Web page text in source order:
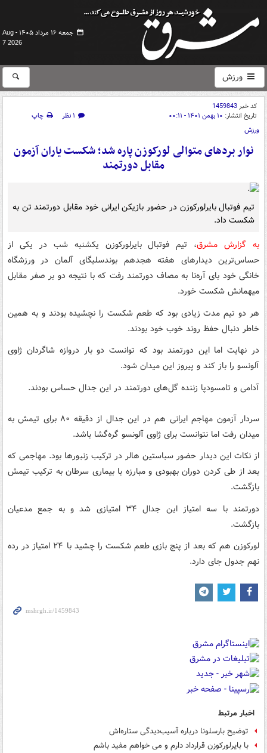
جمعه ۱۶ مرداد ۱۴۰۵ -
Aug
7 2026
ورزش
کد خبر1459843
تاریخ انتشار: ۱۰ بهمن ۱۴۰۱ - ۰۰:۱۱ ۱ نظر
چاپ
ورزش
نوار بردهای متوالی لورکوزن پاره شد؛ شکست یاران آزمون
مقابل دورتمند
تیم فوتبال بایرلورکوزن در حضور بازیکن ایرانی خود مقابل دورتمند تن به
شکست داد.
به گزارش مشرق، تیم فوتبال بایرلورکوزن یکشنبه شب در یکی از
حساس‌ترین دیدارهای هفته هجدهم بوندسلیگای آلمان در ورزشگاه
خانگی خود بای آره‌نا به مصاف دورتمند رفت که با نتیجه دو بر صفر مقابل
میهمانش شکست خورد.
هر دو تیم مدت زیادی بود که طعم شکست را نچشیده بودند و به همین
خاطر دنبال حفظ روند خوب خود بودند.
در نهایت اما این دورتمند بود که توانست دو بار دروازه شاگردان ژاوی
آلونسو را باز کند و پیروز این میدان شود.
آدامی و تامسودپا زننده گل‌های دورتمند در این جدال حساس بودند.
سردار آزمون مهاجم ایرانی هم در این جدال از دقیقه ۸۰ برای تیمش به
میدان رفت اما نتوانست برای ژاوی آلونسو گره‌گشا باشد.
از نکات این دیدار حضور سباستین هالر در ترکیب زنبورها بود. مهاجمی که
بعد از طی کردن دوران بهبودی و مبارزه با بیماری سرطان به ترکیب تیمش
بازگشت.
دورتمند با سه امتیاز این جدال ۳۴ امتیازی شد و به جمع مدعیان
بازگشت.
لورکوزن هم که بعد از پنج بازی طعم شکست را چشید با ۲۴ امتیاز در رده
نهم جدول جای دارد.
اخبار مرتبط
توضیح بارسلونا درباره آسیب‌دیدگی ستاره‌اش
با بایرلورکوزن قرارداد دارم و می خواهم مفید باشم